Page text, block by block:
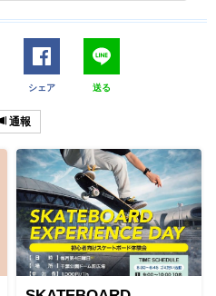
シェア 送る
通報